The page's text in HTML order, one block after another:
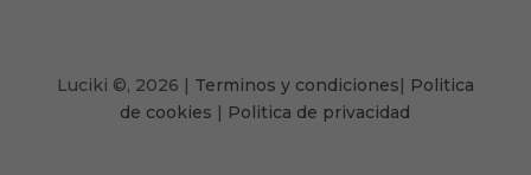
Luciki ©, 2026 | Terminos y condiciones| Politica
de cookies | Politica de privacidad